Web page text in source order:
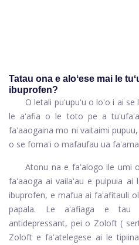
Tatau ona e aloʻese mai le
ibuprofen?
O letali puʻupuʻu o loʻo i ai
le aʻafia o le toto pe a
faʻaaogaina mo ni vaitaimi
o se fomaʻi o mafaufau ua
Atonu na e faʻalogo ile umi
faʻaaoga ai vailaʻau e puipuia
ibuprofen, e mafua ai faʻafitauli
papala. Le aʻafiaga e tau
antidepressant, pei o Zoloft (
Zoloft e faʻatelegese ai le